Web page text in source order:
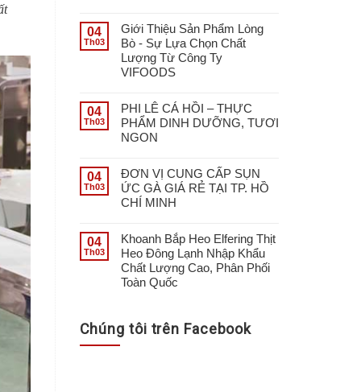
04
Th03
Giới Thiệu Sản Phẩm Lòng
Bò - Sự Lựa Chọn Chất
Lượng Từ Công Ty
VIFOODS
04
Th03
PHI LÊ CÁ HỒI – THỰC
PHẨM DINH DƯỠNG, TƯƠI
NGON
04
Th03
ĐƠN VỊ CUNG CẤP SỤN
ỨC GÀ GIÁ RẺ TẠI TP. HỒ
CHÍ MINH
04
Th03
Khoanh Bắp Heo Elfering Thịt
Heo Đông Lạnh Nhập Khẩu
Chất Lượng Cao, Phân Phối
Toàn Quốc
Chúng tôi trên Facebook